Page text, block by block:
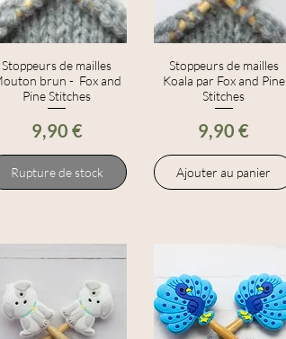
Aperçu rapide
Stoppeurs de mailles
brun - Fox and
Pine Stitches
Prix
9,90 €
Rupture de stock
Aperçu rapide
Stoppeurs de mailles
Koala par Fox and Pine
Stitches
Prix
9,90 €
Ajouter au panier